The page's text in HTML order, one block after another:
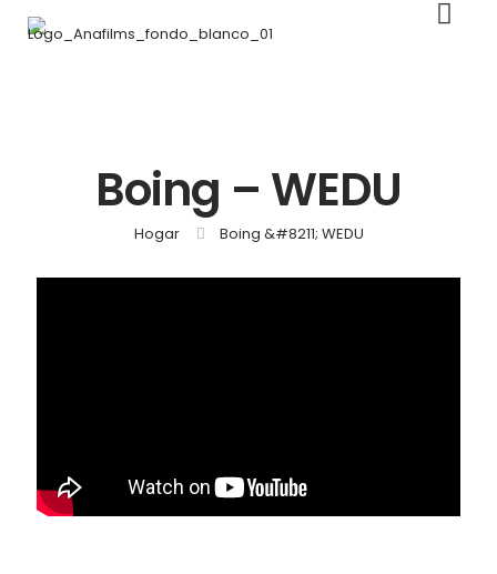
Boing – WEDU
Hogar Boing &#8211; WEDU